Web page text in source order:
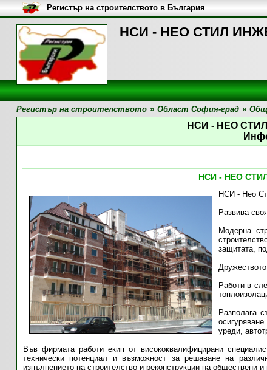
НСИ - НЕО СТИЛ
Регистър на строителството в България
Регистър на строителството » Област София-град »
НСИ - НЕО
НСИ - НЕО
НСИ - Нео
Развива
Модерна
защитата,
Работи в
Разполага
уреди,
Във фирмата работи екип от висококвалифицирани
технически потенциал и възможност за решаване на
изпълнението на строителство и реконструкции на обществени